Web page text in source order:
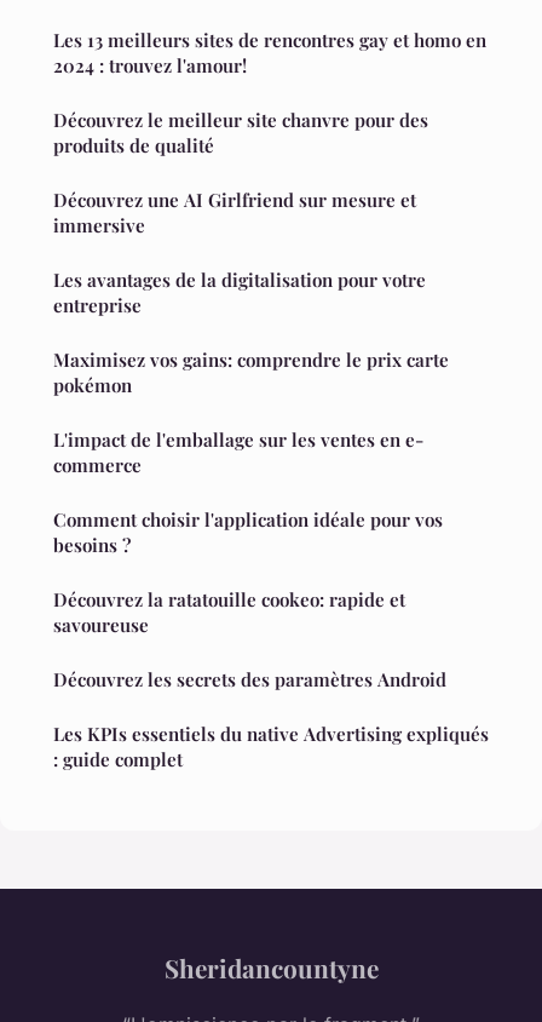
Les 13 meilleurs sites de rencontres gay et homo en
2024 : trouvez l'amour!
Découvrez le meilleur site chanvre pour des
produits de qualité
Découvrez une AI Girlfriend sur mesure et
immersive
Les avantages de la digitalisation pour votre
entreprise
Maximisez vos gains: comprendre le prix carte
pokémon
L'impact de l'emballage sur les ventes en e-
commerce
Comment choisir l'application idéale pour vos
besoins ?
Découvrez la ratatouille cookeo: rapide et
savoureuse
Découvrez les secrets des paramètres Android
Les KPIs essentiels du native Advertising expliqués
: guide complet
Sheridancountyne